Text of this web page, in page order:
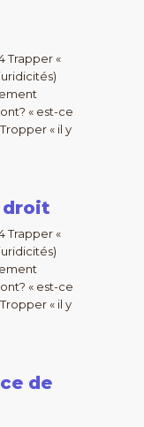
Trapper «
« est-ce
« il y
droit
Trapper «
« est-ce
« il y
de